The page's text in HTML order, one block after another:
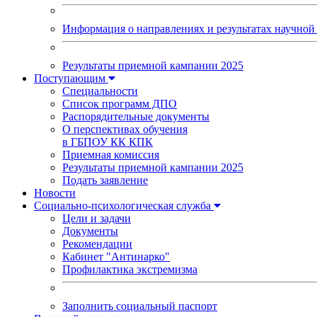
Информация о направлениях и результатах научной
Результаты приемной кампании 2025
Поступающим
Специальности
Список программ ДПО
Распорядительные документы
О перспективах обучения
в ГБПОУ КК КПК
Приемная комиссия
Результаты приемной кампании 2025
Подать заявление
Новости
Социально-психологическая служба
Цели и задачи
Документы
Рекомендации
Кабинет "Антинарко"
Профилактика экстремизма
Заполнить социальный паспорт